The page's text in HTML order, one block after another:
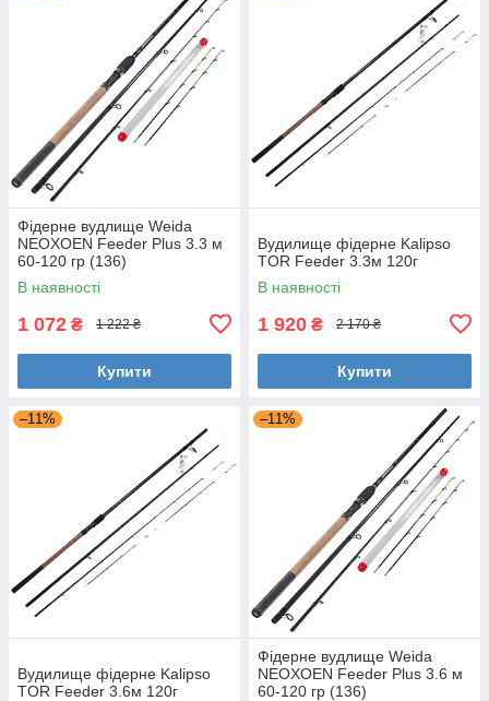
Фідерне вудлище Weida
NEOXOEN Feeder Plus 3.3 м
60-120 гр (136)
В наявності
1 072 ₴ 1 222 ₴
Купити
Вудилище фідерне Kalipso
TOR Feeder 3.3м 120г
В наявності
1 920 ₴ 2 170 ₴
Купити
–11%
Вудилище фідерне Kalipso
TOR Feeder 3.6м 120г
–11%
Фідерне вудлище Weida
NEOXOEN Feeder Plus 3.6 м
60-120 гр (136)